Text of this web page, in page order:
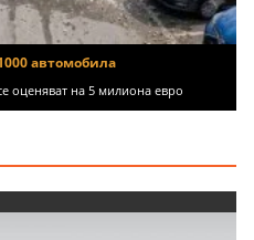
автомобила
оценяват на 5 милиона евро